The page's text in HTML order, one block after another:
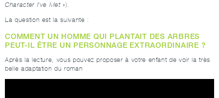
Character I've Met»).
La question est la suivante :
COMMENT UN HOMME QUI PLANTAIT DES ARBRES
PEUT-IL ÊTRE UN PERSONNAGE EXTRAORDINAIRE ?
Après la lecture, vous pouvez proposer à votre enfant de voir la très
belle adaptation du roman